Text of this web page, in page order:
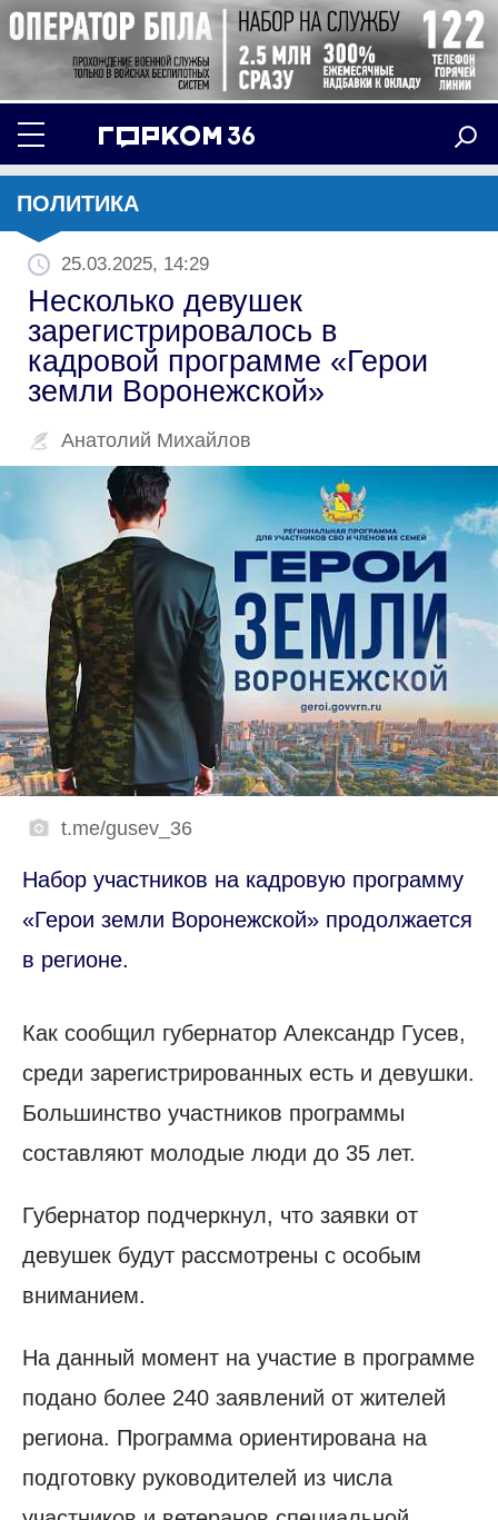
ПОЛИТИКА
25.03.2025, 14:29
Несколько девушек
зарегистрировалось в
кадровой программе «Герои
земли Воронежской»
Анатолий Михайлов
t.me/gusev_36
Набор участников на кадровую программу
«Герои земли Воронежской» продолжается
в регионе.
Как сообщил губернатор Александр Гусев,
среди зарегистрированных есть и девушки.
Большинство участников программы
составляют молодые люди до 35 лет.
Губернатор подчеркнул, что заявки от
девушек будут рассмотрены с особым
вниманием.
На данный момент на участие в программе
подано более 240 заявлений от жителей
региона. Программа ориентирована на
подготовку руководителей из числа